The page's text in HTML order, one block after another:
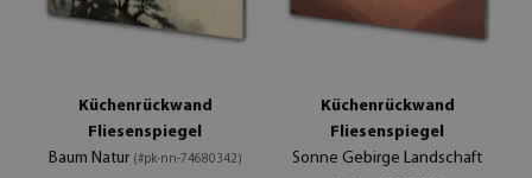
Küchenrückwand
Fliesenspiegel
Baum Natur (#pk-nn-74680342)
Küchenrückwand
Fliesenspiegel
Sonne Gebirge Landschaft